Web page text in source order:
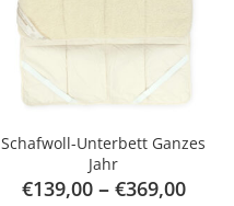
Schafwoll-Unterbett Ganzes
Jahr
€139,00– €369,00